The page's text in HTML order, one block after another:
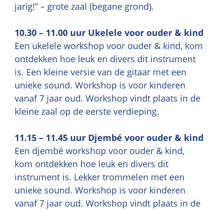
jarig!” – grote zaal (begane grond).
10.30 – 11.00 uur Ukelele voor ouder & kind
Een ukelele workshop voor ouder & kind, kom
ontdekken hoe leuk en divers dit instrument
is. Een kleine versie van de gitaar met een
unieke sound. Workshop is voor kinderen
vanaf 7 jaar oud. Workshop vindt plaats in de
kleine zaal op de eerste verdieping.
11.15 – 11.45 uur Djembé voor ouder & kind
Een djembé workshop voor ouder & kind,
kom ontdekken hoe leuk en divers dit
instrument is. Lekker trommelen met een
unieke sound. Workshop is voor kinderen
vanaf 7 jaar oud. Workshop vindt plaats in de